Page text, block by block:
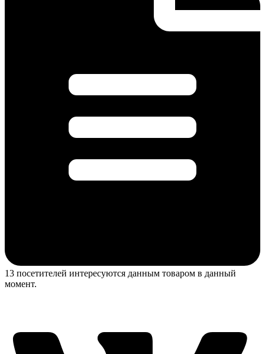
13 посетителей интересуются данным товаром в данный
момент.